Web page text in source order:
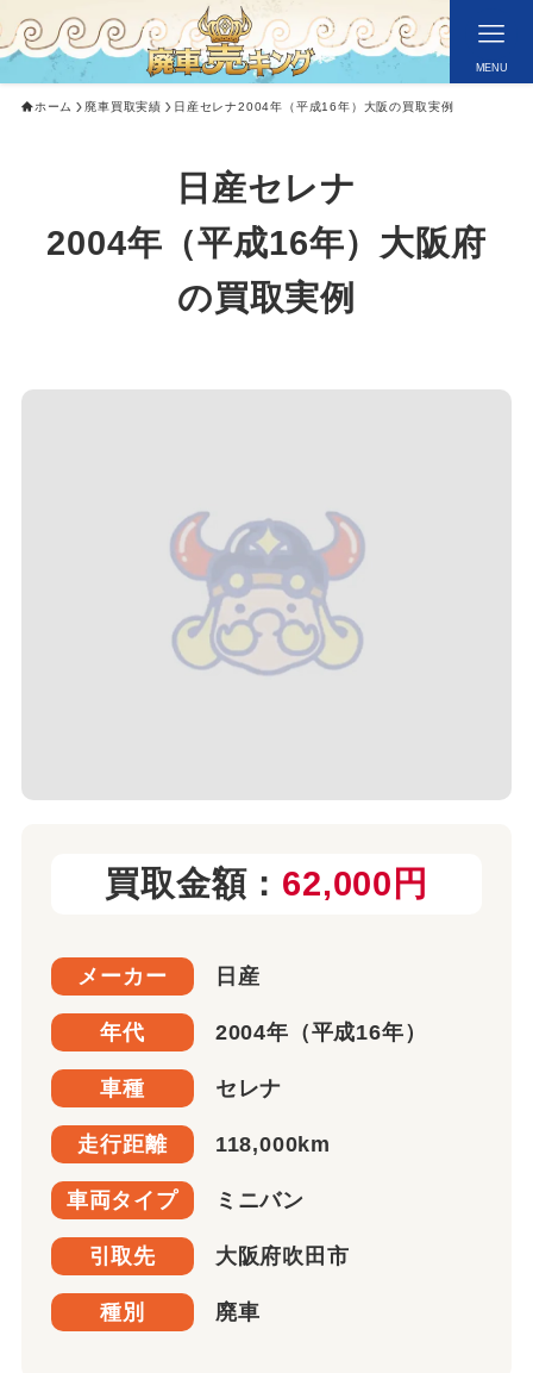
MENU
ホーム 廃車買取実績 日産セレナ2004年（平成16年）大阪の買取実例
日産セレナ
2004年（平成16年） 大阪府
の買取実例
買取金額： 62,000円
メーカー 日産
年代 2004年（平成16年）
車種 セレナ
走行距離 118,000km
車両タイプ ミニバン
引取先 大阪府吹田市
種別 廃車